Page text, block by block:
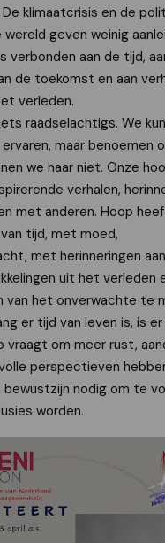
klimaatcrisis en de
geven weinig
verbonden aan de tijd,
de toekomst en aan
verleden.
raadselachtigs. We
maar benoemen
we haar niet. Onze
verhalen,
met anderen. Hoop
tijd, met moed,
met herinneringen aan
uit het verleden
het onverwachte te
er tijd van leven is, is
vraagt om meer rust,
perspectieven
nodig om te
worden.